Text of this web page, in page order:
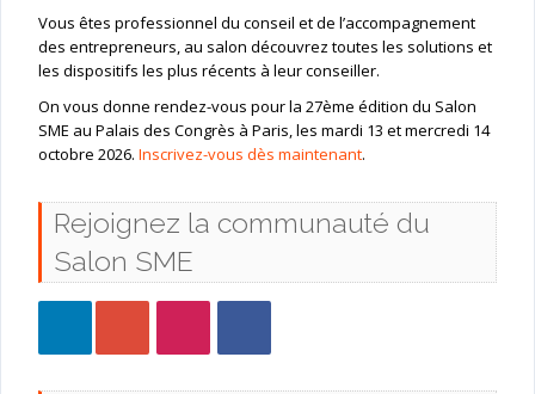
Vous êtes professionnel du conseil et de l’accompagnement
des entrepreneurs, au salon découvrez toutes les solutions et
les dispositifs les plus récents à leur conseiller.
On vous donne rendez-vous pour la 27ème édition du Salon
SME au Palais des Congrès à Paris, les mardi 13 et mercredi 14
octobre 2026. Inscrivez-vous dès maintenant.
Rejoignez la communauté du
Salon SME